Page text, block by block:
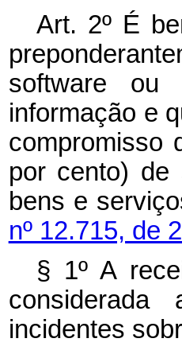
Art. 2º É
software ou
informação e
compromisso
por cento) de
bens e
nº 12.715, de
§ 1º A
incidentes